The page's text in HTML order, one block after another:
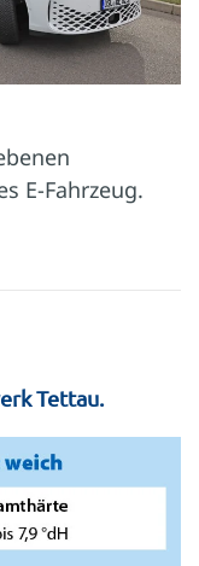
E-Fahrzeug.
Tettau.